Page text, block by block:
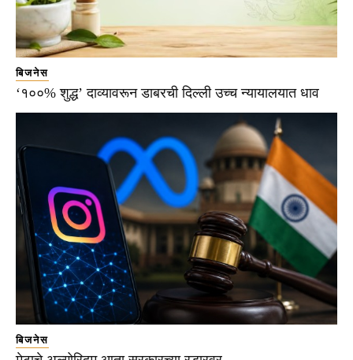
बिजनेस
‘१००% शुद्ध’ दाव्यावरून डाबरची दिल्ली उच्च न्यायालयात धाव
बिजनेस